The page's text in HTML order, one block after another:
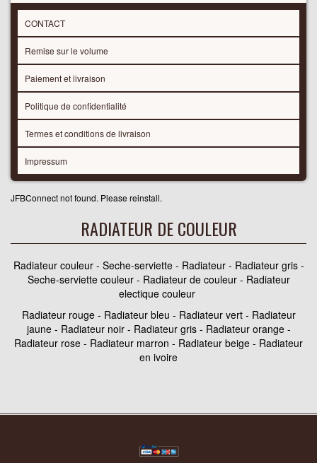
CONTACT
Remise sur le volume
Paiement et livraison
Politique de confidentialité
Termes et conditions de livraison
Impressum
JFBConnect not found. Please reinstall.
RADIATEUR DE COULEUR
Radiateur couleur - Seche-serviette - Radiateur - Radiateur gris -
Seche-serviette couleur - Radiateur de couleur - Radiateur
electique couleur
Radiateur rouge - Radiateur bleu - Radiateur vert - Radiateur
jaune - Radiateur noir - Radiateur gris - Radiateur orange -
Radiateur rose - Radiateur marron - Radiateur beige - Radiateur
en ivoire